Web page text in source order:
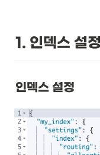
1. 인덱스 설정
인덱스 설정